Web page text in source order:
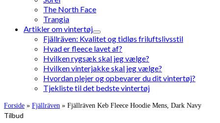
The North Face
Trangia
Artikler om vintertøj
Fjällräven: Kvalitet og tidløs friluftslivsstil
Hvad er fleece lavet af?
Hvilken rygsæk skal jeg vælge?
Hvilken vinterjakke skal jeg vælge?
Hvordan plejer og opbevarer du dit vintertøj?
Tjekliste til det bedste vintertøj
Forside » Fjällräven » Fjällräven Keb Fleece Hoodie Mens, Dark Navy
Tilbud